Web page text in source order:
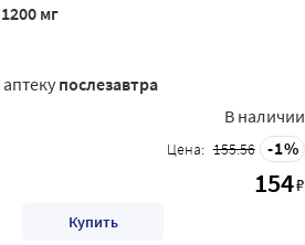
мг
послезавтра
В наличии
Цена: 155.56 1
154₽
Купить